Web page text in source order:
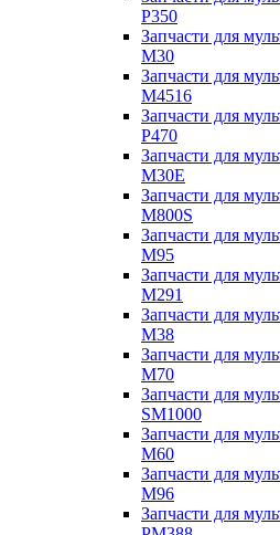
P350
Запчасти для
M30
Запчасти для
M4516
Запчасти для
P470
Запчасти для
M30E
Запчасти для
M800S
Запчасти для
M95
Запчасти для
M291
Запчасти для
M38
Запчасти для
M70
Запчасти для
SM1000
Запчасти для
M60
Запчасти для
M96
Запчасти для